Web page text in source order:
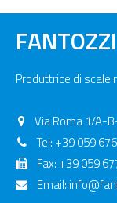
Produttrice di
Via Roma 1/A-
Tel: +39 059
Fax: +39 059
Email: